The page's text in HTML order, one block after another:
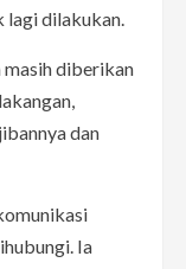
lagi dilakukan.
masih diberikan
dan
Ia